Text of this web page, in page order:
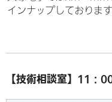
インナップしております
【技術相談室】11：